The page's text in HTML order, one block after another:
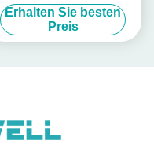
Modul Ultra-Schlanke Karte
Typ I/O RB-300H
Erhalten Sie besten
Preis